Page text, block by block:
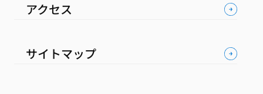
アクセス
サイトマップ